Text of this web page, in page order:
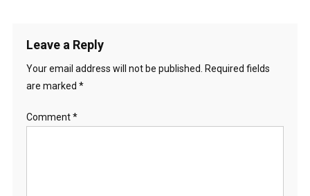
Leave a Reply
Your email address will not be published.
Required fields
are marked *
Comment*